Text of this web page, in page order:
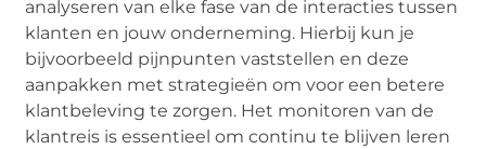
analyseren van elke fase van de interacties tussen
klanten en jouw onderneming. Hierbij kun je
bijvoorbeeld pijnpunten vaststellen en deze
aanpakken met strategieën om voor een betere
klantbeleving te zorgen. Het monitoren van de
klantreis is essentieel om continu te blijven leren